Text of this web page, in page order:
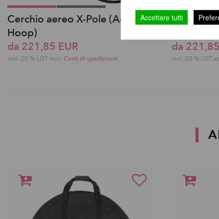
Cerchio aereo X-Pole (Aerial
Hoop)
da 221,85 EUR
incl. 20 % UST escl. Costi di spedizione
Cerchio a
da
incl. 20 % UST
Accettare tutti